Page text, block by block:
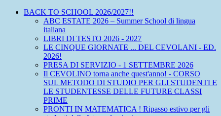
BACK TO SCHOOL 2026/2027!!
ABC ESTATE 2026 – Summer School di lingua
italiana
LIBRI DI TESTO 2026 - 2027
LE CINQUE GIORNATE ... DEL CEVOLANI - ED.
2026!
PRESA DI SERVIZIO - 1 SETTEMBRE 2026
Il CEVOLINO torna anche quest'anno! - CORSO
SUL METODO DI STUDIO PER GLI STUDENTI E
LE STUDENTESSE DELLE FUTURE CLASSI
PRIME
PRONTI IN MATEMATICA ! Ripasso estivo per gli